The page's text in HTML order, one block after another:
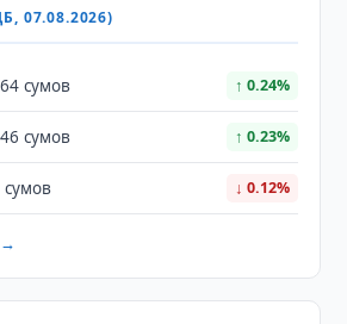
07.08.2026)
сумов ↑ 0.24%
сумов ↑ 0.23%
сумов ↓ 0.12%
→